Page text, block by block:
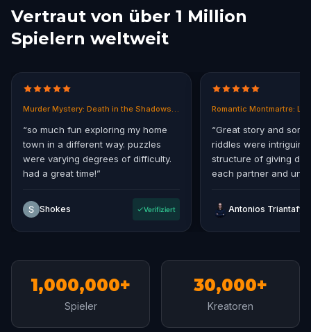
Vertraut von über 1 Million
Spielern weltweit
Murder Mystery: Death in the Shadows in East End, Melbourne
“so much fun exploring my home
town in a different way. puzzles
were varying degrees of difficulty.
had a great time!”
Shokes Verifiziert
Romantic Montmartre:
“Great story and
riddles were
structure of giving
each partner and
1,000,000+
Spieler
30,000+
Kreatoren